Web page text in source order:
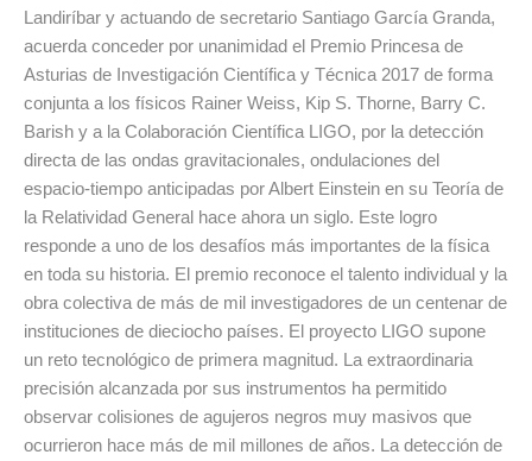
Landiríbar y actuando de secretario Santiago García Granda,
acuerda conceder por unanimidad el Premio Princesa de
Asturias de Investigación Científica y Técnica 2017 de forma
conjunta a los físicos Rainer Weiss, Kip S. Thorne, Barry C.
Barish y a la Colaboración Científica LIGO, por la detección
directa de las ondas gravitacionales, ondulaciones del
espacio-tiempo anticipadas por Albert Einstein en su Teoría de
la Relatividad General hace ahora un siglo. Este logro
responde a uno de los desafíos más importantes de la física
en toda su historia. El premio reconoce el talento individual y la
obra colectiva de más de mil investigadores de un centenar de
instituciones de dieciocho países. El proyecto LIGO supone
un reto tecnológico de primera magnitud. La extraordinaria
precisión alcanzada por sus instrumentos ha permitido
observar colisiones de agujeros negros muy masivos que
ocurrieron hace más de mil millones de años. La detección de